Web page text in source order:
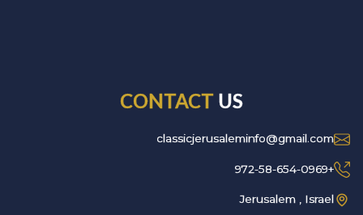
CONTACT US
classicjerusaleminfo@gmail.com
+972-58-654-0969
Jerusalem , Israel